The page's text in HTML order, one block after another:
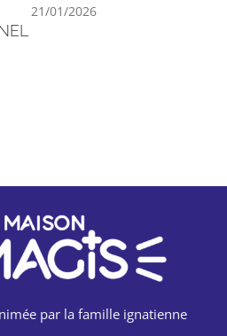
21/01/2026
par la famille ignatienne